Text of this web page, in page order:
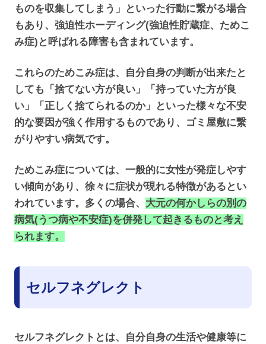
ものを収集してしまう」といった行動に繋がる場合
もあり、強迫性ホーディング(強迫性貯蔵症、ためこ
み症)と呼ばれる障害も含まれています。
これらのためこみ症は、自分自身の判断が出来たと
しても「捨てない方が良い」「持っていた方が良
い」「正しく捨てられるのか」といった様々な不安
的な要因が強く作用するものであり、ゴミ屋敷に繋
がりやすい病気です。
ためこみ症については、一般的に女性が発症しやす
い傾向があり、徐々に症状が現れる特徴があるとい
われています。多くの場合、 大元の何かしらの別の
病気(うつ病や不安症)を併発して起きるものと考え
られます。
セルフネグレクト
セルフネグレクトとは、自分自身の生活や健康等に